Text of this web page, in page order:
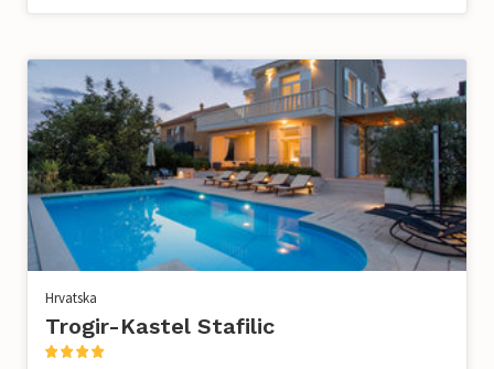
Hrvatska
Trogir-Kastel Stafilic